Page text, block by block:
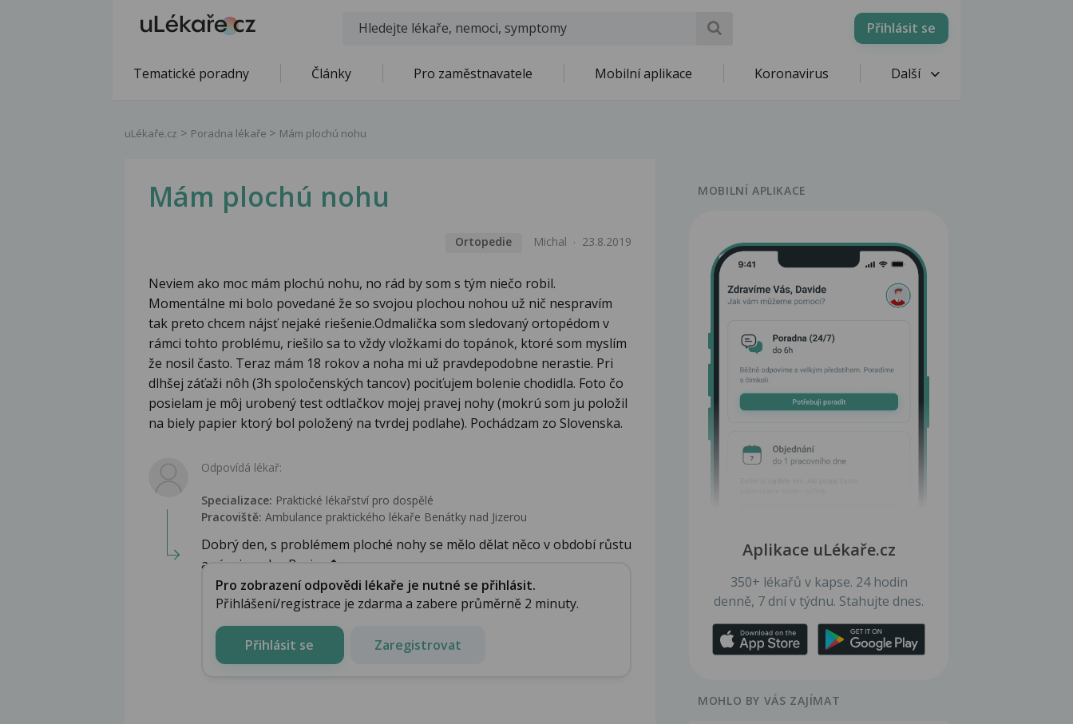
Přihlásit se
Tematické poradny Články Pro zaměstnavatele Mobilní aplikace Koronavirus Další
uLékaře.cz Poradna lékaře Mám plochú nohu
Mám plochú nohu
Ortopedie Michal 23.8.2019
Neviem ako moc mám plochú nohu, no rád by som s tým niečo robil.
Momentálne mi bolo povedané že so svojou plochou nohou už nič nespravím
tak preto chcem nájsť nejaké riešenie.Odmalička som sledovaný ortopédom v
rámci tohto problému, riešilo sa to vždy vložkami do topánok, ktoré som myslím
že nosil často. Teraz mám 18 rokov a noha mi už pravdepodobne nerastie. Pri
dlhšej záťaži nôh (3h spoločenských tancov) pociťujem bolenie chodidla. Foto čo
posielam je môj urobený test odtlačkov mojej pravej nohy (mokrú som ju položil
na biely papier ktorý bol položený na tvrdej podlahe). Pochádzam zo Slovenska.
Odpovídá lékař:
Specializace: Praktické lékařství pro dospělé
Pracoviště: Ambulance praktického lékaře Benátky nad Jizerou
Dobrý den, s problémem ploché nohy se mělo dělat něco v období růstu
a vývoje nohy. Pasivn�...
Pro zobrazení odpovědi lékaře je nutné se přihlásit.
Přihlášení/registrace je zdarma a zabere průměrně 2 minuty.
Přihlásit se Zaregistrovat
MOBILNÍ APLIKACE
Aplikace uLékaře.cz
350+ lékařů v kapse. 24 hodin
denně, 7 dní v týdnu. Stahujte dnes.
MOHLO BY VÁS ZAJÍMAT